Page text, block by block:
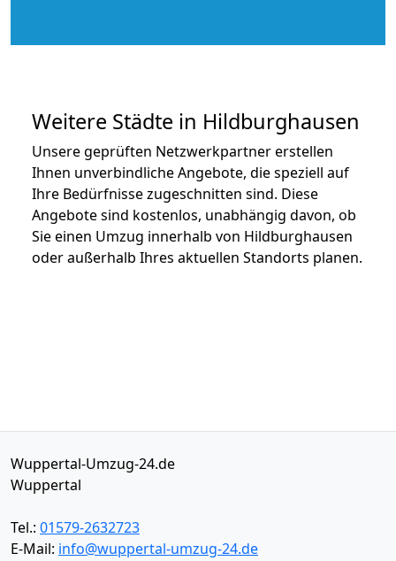
Weitere Städte in Hildburghausen
Unsere geprüften Netzwerkpartner erstellen
Ihnen unverbindliche Angebote, die speziell auf
Ihre Bedürfnisse zugeschnitten sind. Diese
Angebote sind kostenlos, unabhängig davon, ob
Sie einen Umzug innerhalb von Hildburghausen
oder außerhalb Ihres aktuellen Standorts planen.
Wuppertal-Umzug-24.de
Wuppertal
Tel.: 01579-2632723
E-Mail: info@wuppertal-umzug-24.de